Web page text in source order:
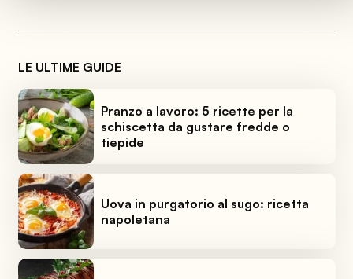
LE ULTIME GUIDE
Pranzo a lavoro: 5 ricette per la
schiscetta da gustare fredde o
tiepide
Uova in purgatorio al sugo: ricetta
napoletana